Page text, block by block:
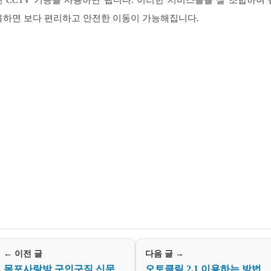
하면 보다 편리하고 안전한 이동이 가능해집니다.
← 이전 글
목포사랑방 구인구직 신문
다음 글 →
오토클릭 2.1 이용하는 방법